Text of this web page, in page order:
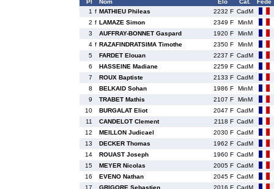
Pl Nom Elo Cat.
Fede
1 f MATHIEU Phileas 2232 F CadM
2 f LAMAZE Simon 2349 F
MinM
3
AUFFRAY-BONNET Gaspard 1920 F
MinM
4 f RAZAFINDRATSIMA Timothe 2350 F
MinM
5
FARDET Elouan 2237 F CadM
6
HASSEINE Madiane 2259 F CadM
7
ROUX Baptiste 2133 F CadM
8
BELKAID Sohan 1986 F
MinM
9
TRABET Mathis 2107 F
MinM
10
BURGALAT Eliot 2047 F CadM
11
CANDELOT Clement 2118 F CadM
12
MEILLON Judicael 2030 F CadM
13
DECKER Thomas 1962 F CadM
14
ROUAST Joseph 1960 F CadM
15
MEYER Nicolas 2005 F CadM
16
EVENO Nathan 2045 F CadM
17
GRIGORE Sebastien 2016 F CadM